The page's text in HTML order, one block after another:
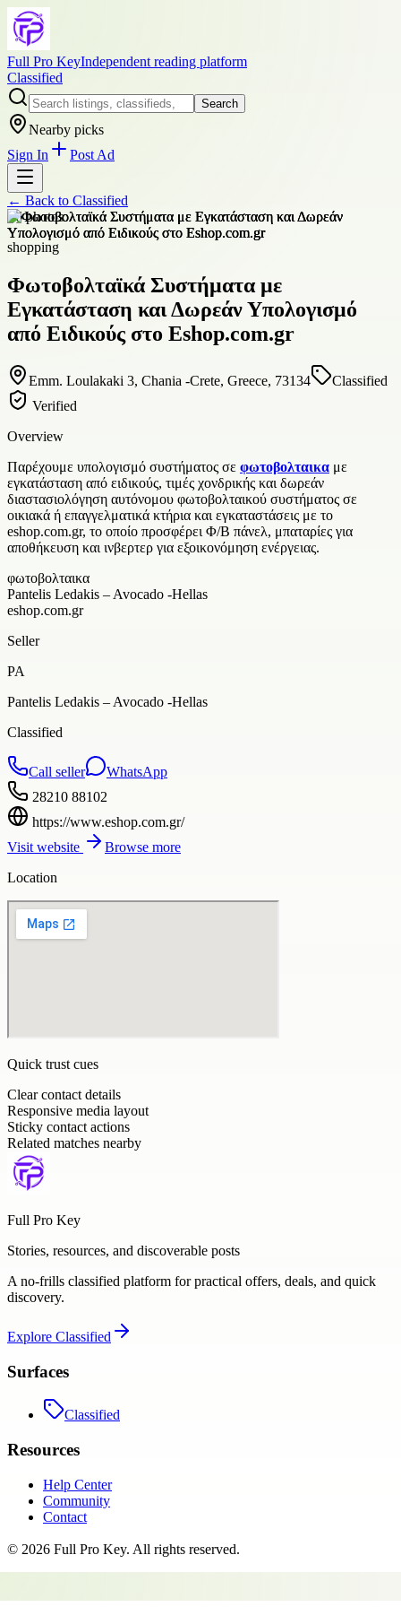
Full Pro KeyIndependent reading platform
Classified
Search
Nearby picks
Sign In
Post Ad
← Back to Classified
+6photos
shopping
Φωτοβολταϊκά Συστήματα με
Εγκατάσταση και Δωρεάν Υπολογισμό
από Ειδικούς στο Eshop.com.gr
Emm. Loulakaki 3, Chania -Crete, Greece, 73134
Classified
Verified
Overview
Παρέχουμε υπολογισμό συστήματος σε φωτοβολταικα με
εγκατάσταση από ειδικούς, τιμές χονδρικής και δωρεάν
διαστασιολόγηση αυτόνομου φωτοβολταικού συστήματος σε
οικιακά ή επαγγελματικά κτήρια και εγκαταστάσεις με το
eshop.com.gr, το οποίο προσφέρει Φ/Β πάνελ, μπαταρίες για
αποθήκευση και ινβερτερ για εξοικονόμηση ενέργειας.
φωτοβολταικα
Pantelis Ledakis – Avocado -Hellas
eshop.com.gr
Seller
PA
Pantelis Ledakis – Avocado -Hellas
Classified
Call seller
WhatsApp
28210 88102
https://www.eshop.com.gr/
Visit website
Browse more
Location
Quick trust cues
Clear contact details
Responsive media layout
Sticky contact actions
Related matches nearby
Full Pro Key
Stories, resources, and discoverable posts
A no-frills classified platform for practical offers, deals, and quick
discovery.
Explore Classified
Surfaces
Classified
Resources
Help Center
Community
Contact
© 2026 Full Pro Key. All rights reserved.